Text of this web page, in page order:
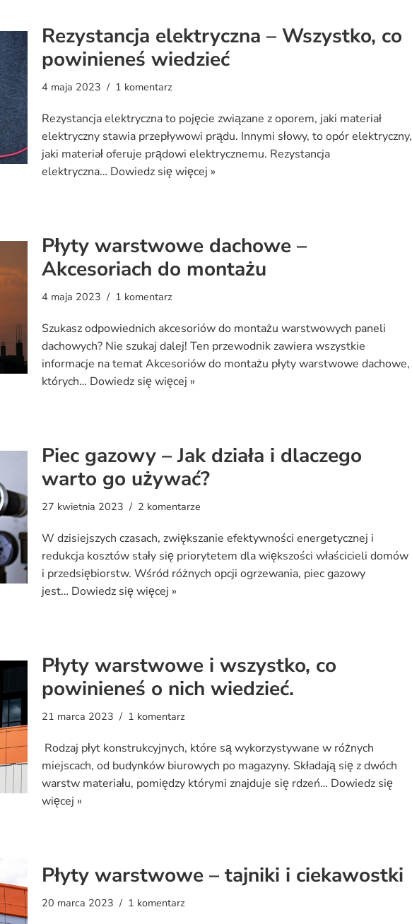
Rezystancja elektryczna – Wszystko, co
powinieneś wiedzieć
4 maja 2023 1 komentarz
Rezystancja elektryczna to pojęcie związane z oporem, jaki materiał
elektryczny stawia przepływowi prądu. Innymi słowy, to opór elektryczny,
jaki materiał oferuje prądowi elektrycznemu. Rezystancja
elektryczna… Dowiedz się więcej »
Płyty warstwowe dachowe –
Akcesoriach do montażu
4 maja 2023 1 komentarz
Szukasz odpowiednich akcesoriów do montażu warstwowych paneli
dachowych? Nie szukaj dalej! Ten przewodnik zawiera wszystkie
informacje na temat Akcesoriów do montażu płyty warstwowe dachowe,
których… Dowiedz się więcej »
Piec gazowy – Jak działa i dlaczego
warto go używać?
27 kwietnia 2023 2 komentarze
W dzisiejszych czasach, zwiększanie efektywności energetycznej i
redukcja kosztów stały się priorytetem dla większości właścicieli domów
i przedsiębiorstw. Wśród różnych opcji ogrzewania, piec gazowy
jest… Dowiedz się więcej »
Płyty warstwowe i wszystko, co
powinieneś o nich wiedzieć.
21 marca 2023 1 komentarz
Rodzaj płyt konstrukcyjnych, które są wykorzystywane w różnych
miejscach, od budynków biurowych po magazyny. Składają się z dwóch
warstw materiału, pomiędzy którymi znajduje się rdzeń… Dowiedz się
więcej »
Płyty warstwowe – tajniki i ciekawostki
20 marca 2023 1 komentarz